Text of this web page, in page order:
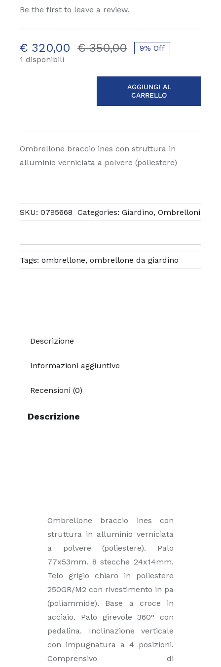
Be the first to leave a review.
€350,00Il
originale
era:
€ 350,00.
€320,00
Il
attuale
è:
€ 320,00.
9% Off
1 disponibili
AGGIUNGI AL
CARRELLO
Ombrellone braccio ines con struttura in
alluminio verniciata a polvere (poliestere)
SKU: 0795668 Categories: Giardino, Ombrelloni
Tags: ombrellone, ombrellone da giardino
Descrizione
Informazioni aggiuntive
Recensioni (0)
Descrizione
Ombrellone braccio ines con
struttura in alluminio verniciata
a polvere (poliestere). Palo
77x53mm. 8 stecche 24x14mm.
Telo grigio chiaro in poliestere
250GR/M2 con rivestimento in pa
(poliammide). Base a croce in
acciaio. Palo girevole 360° con
pedalina. Inclinazione verticale
con impugnatura a 4 posizioni.
Comprensivo di